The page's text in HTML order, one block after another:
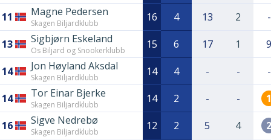
11 Magne Pedersen
Skagen Biljardklubb 16 4 13 2 -
13 Sigbjørn Eskeland
Os Biljard og Snookerklubb 15 6 17 1 9
14 Jon Høyland Aksdal
Skagen Biljardklubb 14 4 - - -
14 Tor Einar Bjerke
Skagen Biljardklubb 14 2 - - 1
16 Sigve Nedrebø
Skagen Biljardklubb 12 2 5 4 2